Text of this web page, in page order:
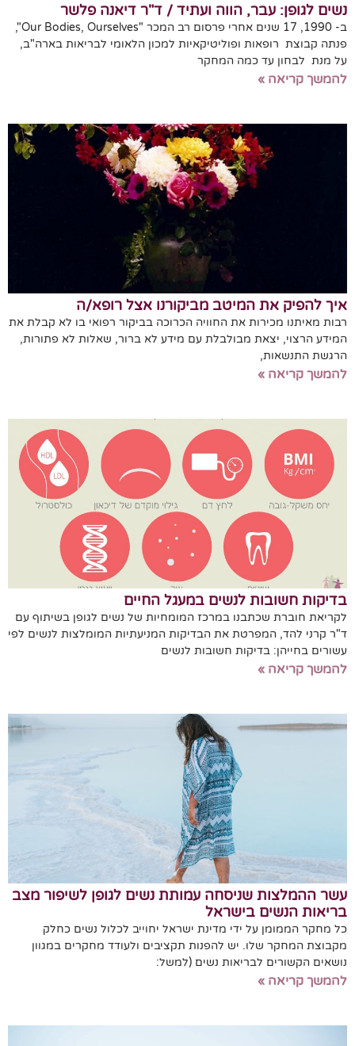
נשים לגופן: עבר, הווה ועתיד / ד"ר דיאנה פלשר
ב- 1990, 17 שנים אחרי פרסום רב המכר "Our Bodies, Ourselves",
פנתה קבוצת רופאות ופוליטיקאיות למכון הלאומי לבריאות בארה"ב,
על מנת לבחון עד כמה המחקר
להמשך קריאה »
איך להפיק את המיטב מביקורנו אצל רופא/ה
רבות מאיתנו מכירות את החוויה הכרוכה בביקור רפואי בו לא קבלת את
המידע הרצוי, יצאת מבולבלת עם מידע לא ברור, שאלות לא פתורות,
הרגשת התנשאות,
להמשך קריאה »
בדיקות חשובות לנשים במעגל החיים
לקריאת חוברת שכתבנו במרכז המומחיות של נשים לגופן בשיתוף עם
ד"ר קרני להד, המפרטת את הבדיקות המניעתיות המומלצות לנשים לפי
עשורים בחייהן: בדיקות חשובות לנשים
להמשך קריאה »
עשר ההמלצות שניסחה עמותת נשים לגופן לשיפור מצב
בריאות הנשים בישראל
כל מחקר הממומן על ידי מדינת ישראל יחוייב לכלול נשים כחלק
מקבוצת המחקר שלו. יש להפנות תקציבים ולעודד מחקרים במגוון
נושאים הקשורים לבריאות נשים (למשל:
להמשך קריאה »